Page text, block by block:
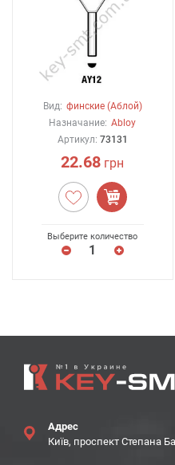
Вид: финские (Аблой)
Назначание: Abloy
Артикул: 73131
22.68 грн
Выберите количество
Адрес
Київ, проспект Степана